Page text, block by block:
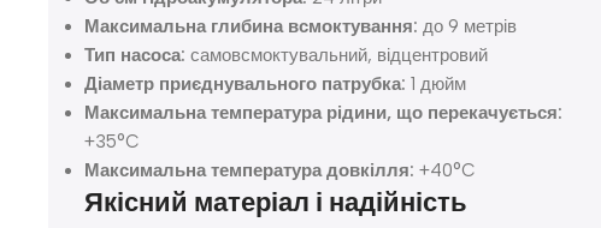
Максимальна глибина всмоктування: до 9 метрів
Тип насоса: самовсмоктувальний, відцентровий
Діаметр приєднувального патрубка: 1 дюйм
Максимальна температура рідини, що перекачується:
+35°C
Максимальна температура довкілля: +40°C
Якісний матеріал і надійність